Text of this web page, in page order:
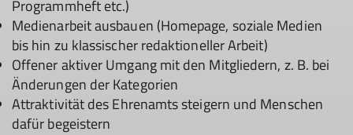
Programmheft etc.)
Medienarbeit ausbauen (Homepage, soziale Medien
bis hin zu klassischer redaktioneller Arbeit)
Offener aktiver Umgang mit den Mitgliedern, z. B. bei
Änderungen der Kategorien
Attraktivität des Ehrenamts steigern und Menschen
dafür begeistern